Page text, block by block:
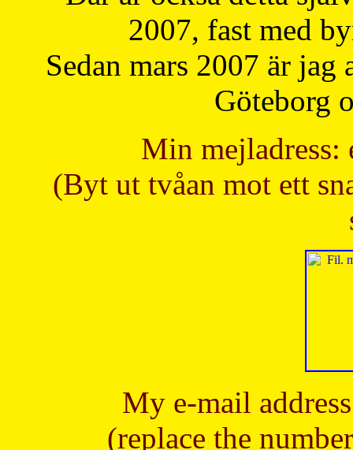
2007, fast med
Sedan mars 2007 är
Göteborg
Min mejladress:
(Byt ut tvåan mot ett
My e-mail
(replace the